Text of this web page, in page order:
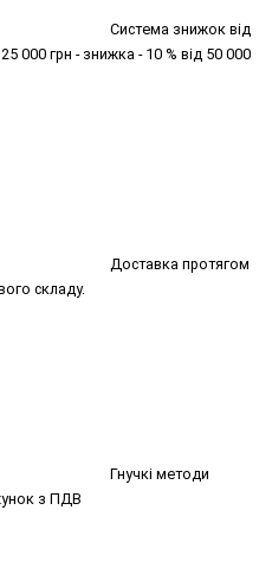
Система знижок від
000 грн - знижка - 10 % від 50 000
Доставка протягом
складу.
Гнучкі методи
з ПДВ